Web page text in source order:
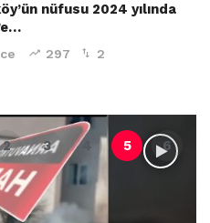
nüfusu 2024 yılında
297 2